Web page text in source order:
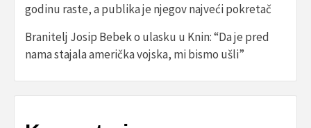
godinu raste, a publika je njegov najveći pokretač
Branitelj Josip Bebek o ulasku u Knin: “Da je pred
nama stajala američka vojska, mi bismo ušli”